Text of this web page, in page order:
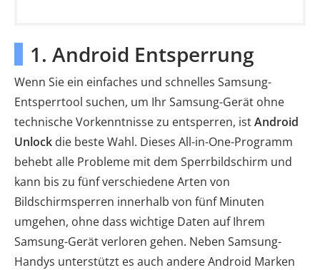
1. Android Entsperrung
Wenn Sie ein einfaches und schnelles Samsung-
Entsperrtool suchen, um Ihr Samsung-Gerät ohne
technische Vorkenntnisse zu entsperren, istAndroid
Unlock die beste Wahl. Dieses All-in-One-Programm
behebt alle Probleme mit dem Sperrbildschirm und
kann bis zu fünf verschiedene Arten von
Bildschirmsperren innerhalb von fünf Minuten
umgehen, ohne dass wichtige Daten auf Ihrem
Samsung-Gerät verloren gehen. Neben Samsung-
Handys unterstützt es auch andere Android Marken